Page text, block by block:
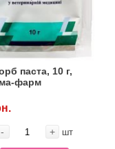
паста, 10 г,
фарм
- + шт